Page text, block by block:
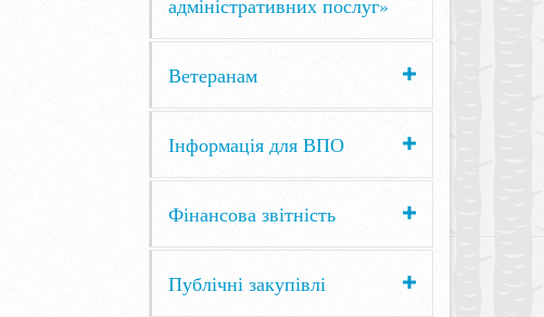
адміністративних послуг»
Ветеранам
Інформація для ВПО
Фінансова звітність
Публічні закупівлі